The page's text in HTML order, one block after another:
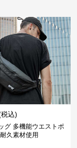
込)
グ 多機能ウエストポ
久素材使用